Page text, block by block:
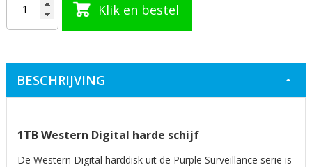
Klik en bestel
BESCHRIJVING
1TB Western Digital harde schijf
De Western Digital harddisk uit de Purple Surveillance serie is